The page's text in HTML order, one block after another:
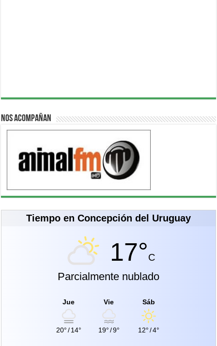
Nos acompañan
Tiempo en Concepción del Uruguay
17°C
Parcialmente nublado
Jue
20°/14°
Vie
19°/9°
Sáb
12°/4°